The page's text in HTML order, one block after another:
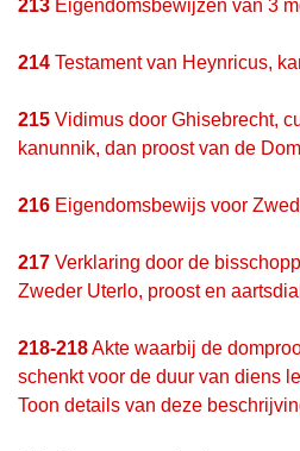
213 Eigendomsbewijzen van 3
214 Testament van Heynricus,
215 Vidimus door Ghisebrecht,
kanunnik, dan proost van de
216 Eigendomsbewijs voor
217 Verklaring door de
Zweder Uterlo, proost en
218-218Akte waarbij de
schenkt voor de duur van diens
Toon details van deze